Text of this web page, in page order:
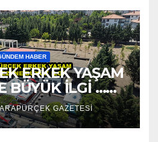
HABER
ERKEK YAŞAM
BÜYÜK İLGİ …
GAZETESİ